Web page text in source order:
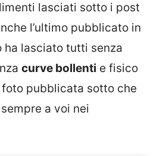
lasciati sotto i post
l’ultimo pubblicato in
ha lasciato tutti senza
curve bollenti e fisico
pubblicata sotto che
a voi nei